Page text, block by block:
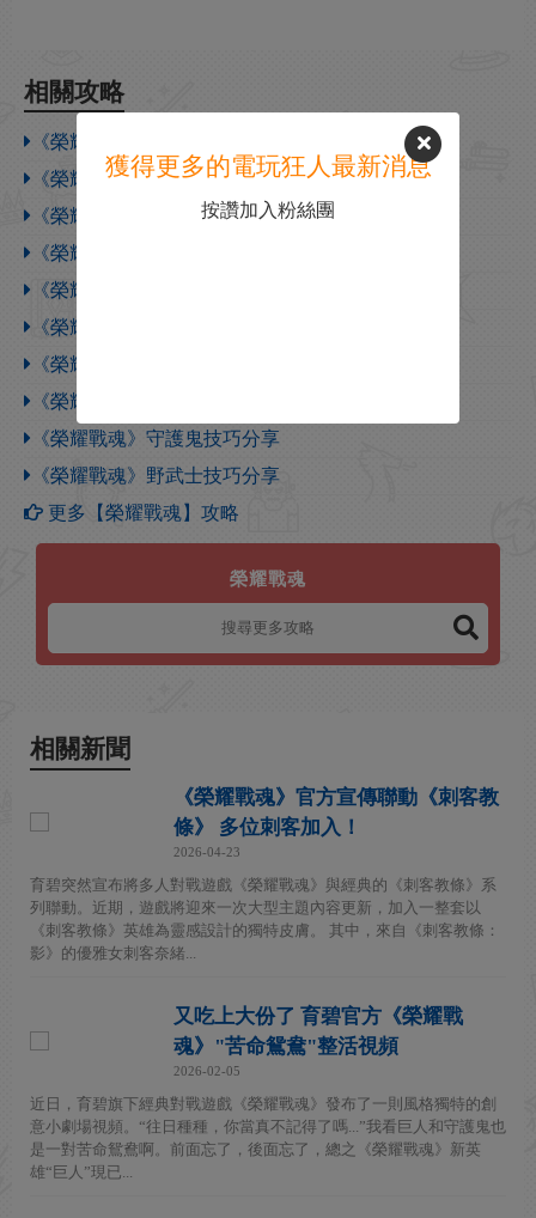
相關攻略
《榮耀戰魂》攻城小技巧分享
《榮耀戰魂》Y5S1看守者調整內容一覽
《榮耀戰魂》守望者技巧分享
《榮耀戰魂》和平使者技巧分享
《榮耀戰魂》突襲者技巧分享
《榮耀戰魂》狂戰士技巧分享
《榮耀戰魂》女武神技巧分享
《榮耀戰魂》劍聖技巧分享
《榮耀戰魂》守護鬼技巧分享
《榮耀戰魂》野武士技巧分享
更多【榮耀戰魂】攻略
榮耀戰魂
相關新聞
《榮耀戰魂》官方宣傳聯動《刺客教
條》 多位刺客加入！
2026-04-23
育碧突然宣布將多人對戰遊戲《榮耀戰魂》與經典的《刺客教條》系
列聯動。近期，遊戲將迎來一次大型主題內容更新，加入一整套以
《刺客教條》英雄為靈感設計的獨特皮膚。 其中，來自《刺客教條：
影》的優雅女刺客奈緒...
又吃上大份了 育碧官方《榮耀戰
魂》"苦命鴛鴦"整活視頻
2026-02-05
近日，育碧旗下經典對戰遊戲《榮耀戰魂》發布了一則風格獨特的創
意小劇場視頻。“往日種種，你當真不記得了嗎...”我看巨人和守護鬼也
是一對苦命鴛鴦啊。前面忘了，後面忘了，總之《榮耀戰魂》新英
雄“巨人”現已...
獲得更多的電玩狂人最新消息
按讚加入粉絲團